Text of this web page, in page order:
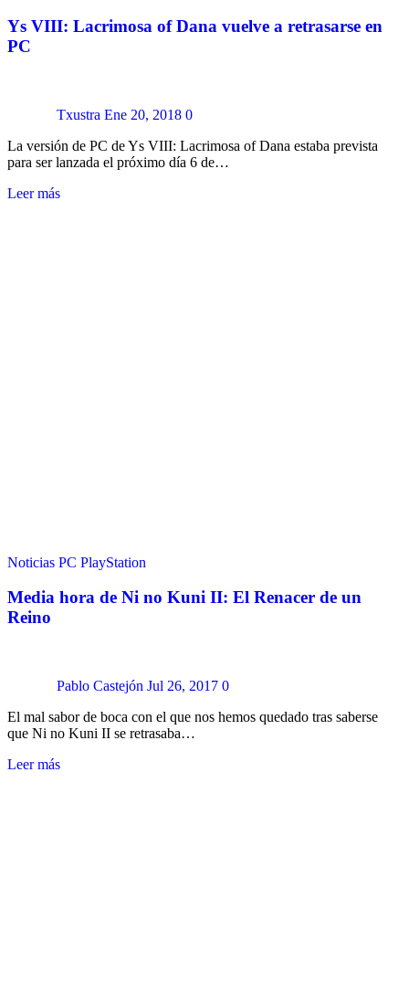
Ys VIII: Lacrimosa of Dana vuelve a retrasarse en
PC
Txustra Ene 20, 2018 0
La versión de PC de Ys VIII: Lacrimosa of Dana estaba prevista
para ser lanzada el próximo día 6 de…
Leer más
Noticias PC PlayStation
Media hora de Ni no Kuni II: El Renacer de un
Reino
Pablo Castejón Jul 26, 2017 0
El mal sabor de boca con el que nos hemos quedado tras saberse
que Ni no Kuni II se retrasaba…
Leer más